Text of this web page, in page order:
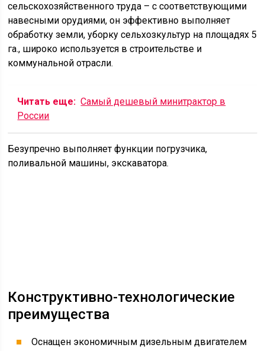
сельскохозяйственного труда – с соответствующими
навесными орудиями, он эффективно выполняет
обработку земли, уборку сельхозкультур на площадях 5
га., широко используется в строительстве и
коммунальной отрасли.
Читать еще: Самый дешевый минитрактор в
России
Безупречно выполняет функции погрузчика,
поливальной машины, экскаватора.
Конструктивно-технологические
преимущества
Оснащен экономичным дизельным двигателем